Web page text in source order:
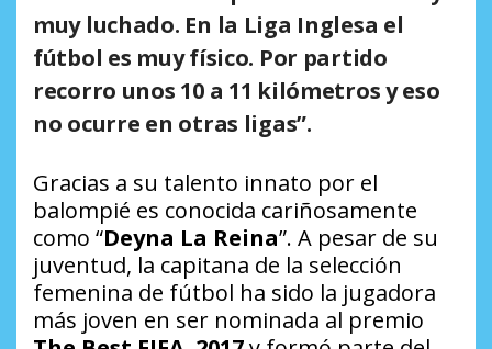
muy luchado. En la Liga Inglesa el
fútbol es muy físico. Por partido
recorro unos 10 a 11 kilómetros y eso
no ocurre en otras ligas”.
Gracias a su talento innato por el
balompié es conocida cariñosamente
como “Deyna La Reina”. A pesar de su
juventud, la capitana de la selección
femenina de fútbol ha sido la jugadora
más joven en ser nominada al premio